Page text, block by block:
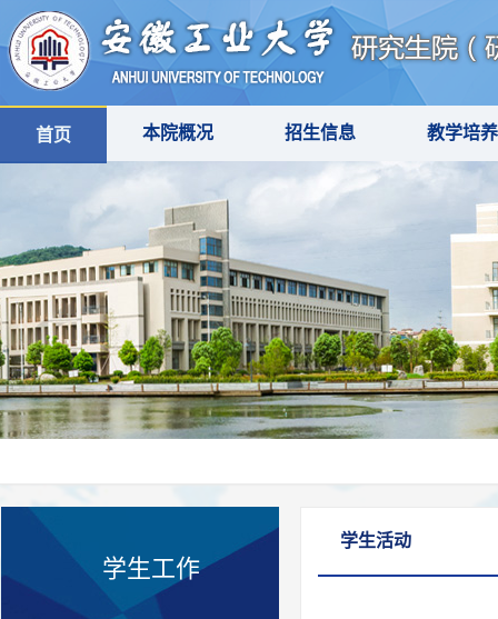
首页 本院概况 招生信息 教学培养
学生工作
学生活动